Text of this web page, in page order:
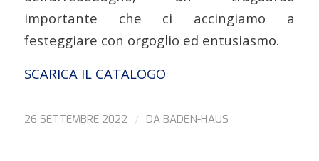
importante che ci accingiamo a
festeggiare con orgoglio ed entusiasmo.
SCARICA IL CATALOGO
26 SETTEMBRE 2022 / DA BADEN-HAUS